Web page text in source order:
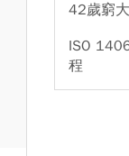
42歲窮
ISO
程